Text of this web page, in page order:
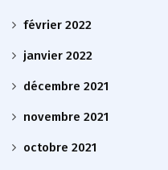
février 2022
janvier 2022
décembre 2021
novembre 2021
octobre 2021